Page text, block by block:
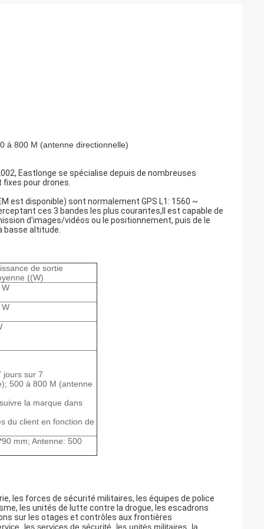
à 800 M (antenne directionnelle)
Eastlonge se spécialise depuis de nombreuses
pour drones.
est disponible) sont normalement GPS L1: 1560 ~
ces 3 bandes les plus courantes,Il est capable de
d'images/vidéos ou le positionnement, puis de le
basse altitude.
de sortie
((W)
W
W
jours sur 7
500 à 800 M (antenne
la marque dans
du client en fonction de
mm; Antenne: 500
les forces de sécurité militaires, les équipes de police
les unités de lutte contre la drogue, les escadrons
sur les otages et contrôles aux frontières
les services de sécurité, les unités militaires, la